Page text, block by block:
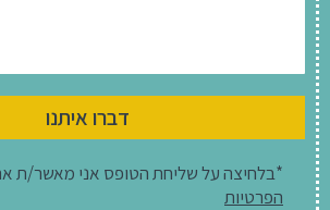
דברו איתנו
*בלחיצה על שליחת הטופס אני מאשר/ת
הפרטיות